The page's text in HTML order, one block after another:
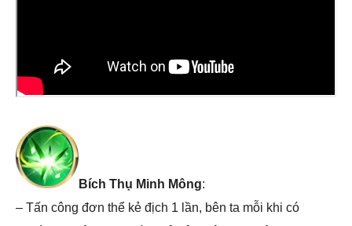
Bích Thụ Minh Mông:
– Tấn công đơn thể kẻ địch 1 lần, bên ta mỗi khi có